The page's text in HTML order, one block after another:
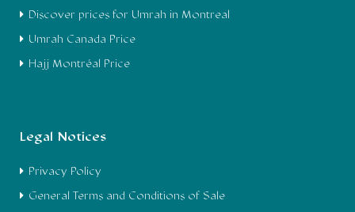
Discover prices for Umrah in Montreal
Umrah Canada Price
Hajj Montréal Price
Legal Notices
Privacy Policy
General Terms and Conditions of Sale